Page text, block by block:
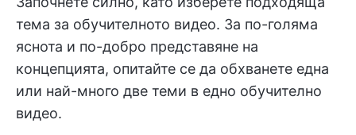
тема за обучителното видео. За по-голяма
яснота и по-добро представяне на
концепцията, опитайте се да обхванете една
или най-много две теми в едно обучително
видео.